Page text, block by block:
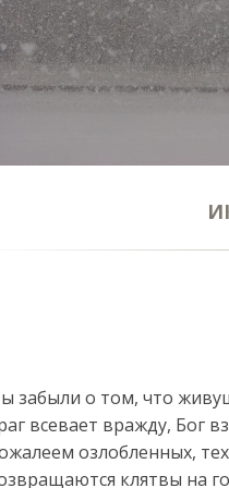
забыли о том, что
всевает вражду, Бог
озлобленных,
клятвы на